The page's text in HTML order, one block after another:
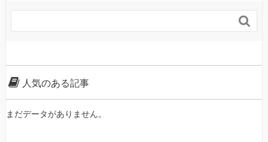

人気のある記事
まだデータがありません。